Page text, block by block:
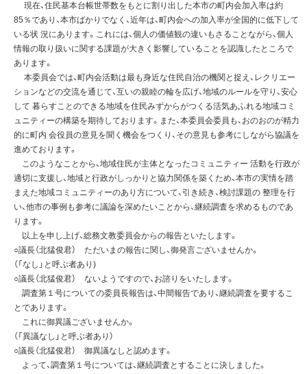
現在、住民基本台帳世帯数をもとに割り出した本市の町内会加入率は約
85％であり、本市ばかりでなく、近年は、町内会への加入率が全国的に低下して
いる状 況にあります。これには、個人の価値観の違いもさることながら、個人
情報の取り扱いに関する課題が大きく影響していることを認識したところで
あります。
本委員会では、町内会活動は最も身近な住民自治の機関と捉え、レクリエー
ションなどの交流を通じて、互いの親睦の輪を広げ、地域のルールを守り、安心
して 暮らすことのできる地域を住民みずからがつくる活気あふれる地域コミ
ュニティーの構築を期待しております。また、本委員会委員も、おのおのが精力
的に町内 会役員の意見を聞く機会をつくり、その意見も参考にしながら協議を
進めております。
このようなことから、地域住民が主体となったコミュニティー 活動を行政が
適切に支援し、地域と行政がしっかりと協力関係を築くため、本市の実情を踏
まえた地域コミュニティーのあり方について、引き続き、検討課題の 整理を行
い、他市の事例も参考に議論を深めたいことから、継続調査を求めるものであ
ります。
以上を申し上げ、総務文教委員会からの報告といたします。
○議長（北猛俊君） ただいまの報告に関し、御発言ございませんか。
（「なし」と呼ぶ者あり)
○議長（北猛俊君） ないようですので、お諮りをいたします。
調査第１号についての委員長報告は、中間報告であり、継続調査を要するこ
とであります。
これに御異議ございませんか。
（「異議なし」と呼ぶ者あり）
○議長（北猛俊君） 御異議なしと認めます。
よって、調査第１号については、継続調査とすることに決しました。